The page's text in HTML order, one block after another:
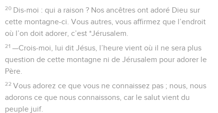
20 Dis-moi : qui a raison ? Nos ancêtres ont adoré Dieu sur
cette montagne-ci. Vous autres, vous affirmez que l’endroit
où l’on doit adorer, c’est *Jérusalem.
21 —Crois-moi, lui dit Jésus, l’heure vient où il ne sera plus
question de cette montagne ni de Jérusalem pour adorer le
Père.
22 Vous adorez ce que vous ne connaissez pas ; nous, nous
adorons ce que nous connaissons, car le salut vient du
peuple juif.